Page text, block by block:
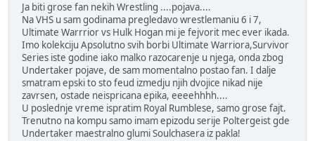
Ja biti grose fan nekih Wrestling ....pojava....
Na VHS u sam godinama pregledavo wrestlemaniu 6 i 7,
Ultimate Warrrior vs Hulk Hogan mi je fejvorit mec ever ikada.
Imo kolekciju Apsolutno svih borbi Ultimate Warriora,Survivor
Series iste godine iako malko razocarenje u njega, onda zbog
Undertaker pojave, de sam momentalno postao fan. I dalje
smatram epski to sto feud izmedju njih dvojice nikad nije
zavrsen, ostade neispricana epika, eeeehhhh....
U poslednje vreme ispratim Royal Rumblese, samo grose fajt.
Trenutno na kompu samo imam epizodu serije Poltergeist gde
Undertaker maestralno glumi Soulchasera iz pakla!